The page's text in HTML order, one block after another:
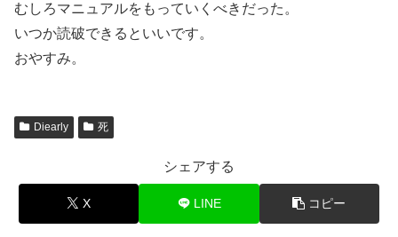
むしろマニュアルをもっていくべきだった。
いつか読破できるといいです。
おやすみ。
Diearly 死
シェアする
X LINE コピー